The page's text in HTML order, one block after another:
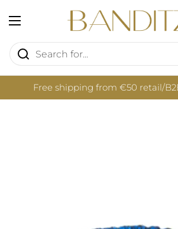
Open menu
Free shipping from €50 retail/